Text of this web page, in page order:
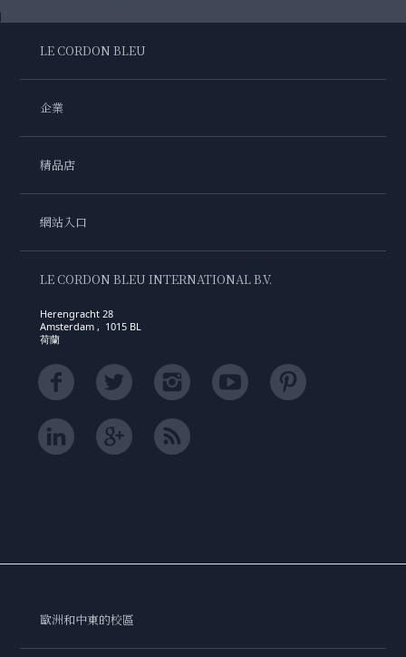
LE CORDON BLEU
企業
精品店
網站入口
LE CORDON BLEU INTERNATIONAL B.V.
Herengracht 28
Amsterdam , 1015 BL
荷蘭
歐洲和中東的校區